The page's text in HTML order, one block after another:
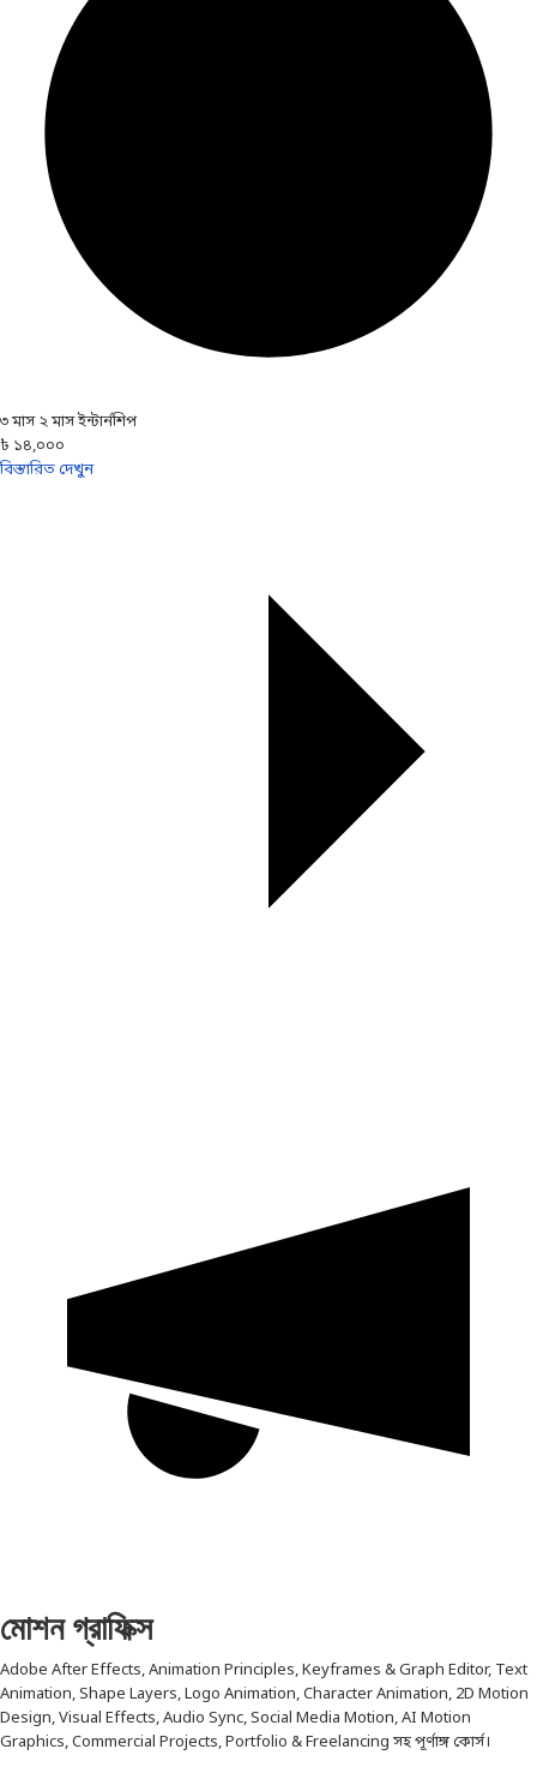
৩ মাস ২ মাস ইন্টার্নশিপ
৳ ১৪,০০০
বিস্তারিত দেখুন
মোশন গ্রাফিক্স
Adobe After Effects, Animation Principles, Keyframes & Graph Editor, Text
Animation, Shape Layers, Logo Animation, Character Animation, 2D Motion
Design, Visual Effects, Audio Sync, Social Media Motion, AI Motion
Graphics, Commercial Projects, Portfolio & Freelancing সহ পূর্ণাঙ্গ কোর্স।